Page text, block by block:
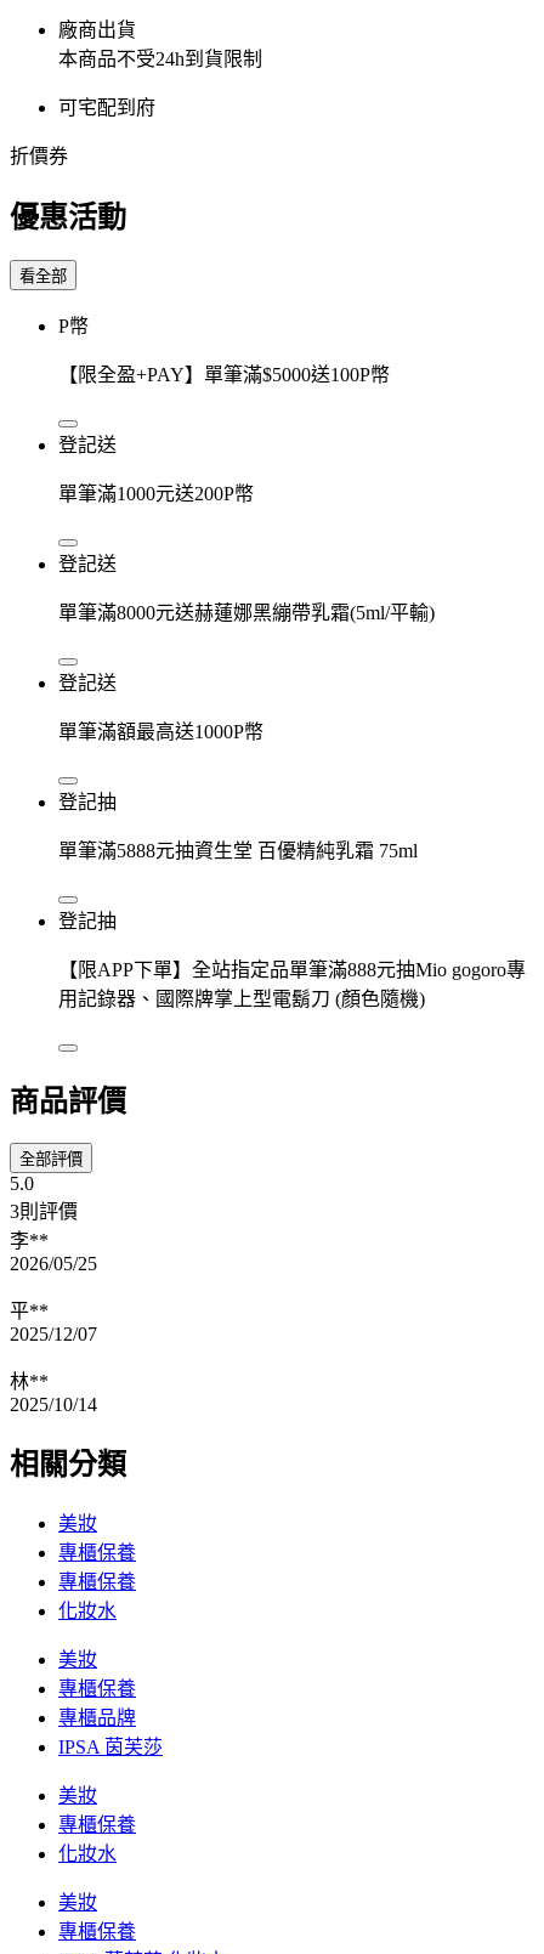
廠商出貨
本商品不受24h到貨限制
可宅配到府
折價券
優惠活動
看全部
P幣
【限全盈+PAY】單筆滿$5000送100P幣
登記送
單筆滿1000元送200P幣
登記送
單筆滿8000元送赫蓮娜黑繃帶乳霜(5ml/平輸)
登記送
單筆滿額最高送1000P幣
登記抽
單筆滿5888元抽資生堂 百優精純乳霜 75ml
登記抽
【限APP下單】全站指定品單筆滿888元抽Mio gogoro專
用記錄器、國際牌掌上型電鬍刀 (顏色隨機)
商品評價
全部評價
5.0
3則評價
李**
2026/05/25
平**
2025/12/07
林**
2025/10/14
相關分類
美妝
專櫃保養
專櫃保養
化妝水
美妝
專櫃保養
專櫃品牌
IPSA 茵芙莎
美妝
專櫃保養
化妝水
美妝
專櫃保養